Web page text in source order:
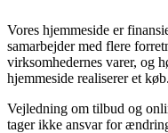
Vores hjemmeside er
samarbejder med flere
virksomhedernes varer, og
hjemmeside realiserer et køb.
Vejledning om tilbud og
tager ikke ansvar for